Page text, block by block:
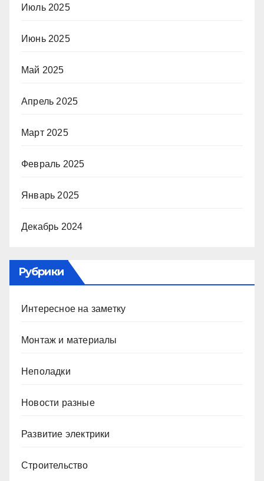
Июль 2025
Июнь 2025
Май 2025
Апрель 2025
Март 2025
Февраль 2025
Январь 2025
Декабрь 2024
Рубрики
Интересное на заметку
Монтаж и материалы
Неполадки
Новости разные
Развитие электрики
Строительство